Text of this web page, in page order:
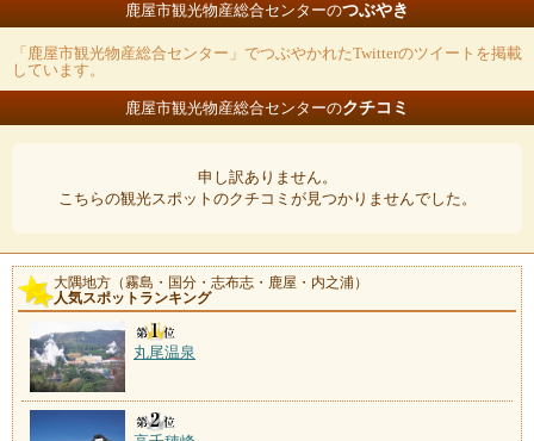
鹿屋市観光物産総合センターのつぶやき
「鹿屋市観光物産総合センター」でつぶやかれたTwitterのツイートを掲載
しています。
鹿屋市観光物産総合センターのクチコミ
申し訳ありません。
こちらの観光スポットのクチコミが見つかりませんでした。
大隅地方（霧島・国分・志布志・鹿屋・内之浦）
人気スポットランキング
丸尾温泉